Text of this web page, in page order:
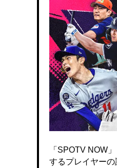
「SPOTV NOW
するプレイヤーの